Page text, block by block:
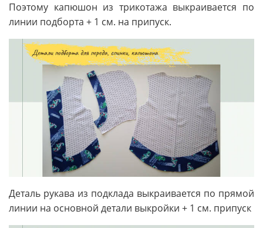
Поэтому капюшон из трикотажа выкраивается по
линии подборта + 1 см. на припуск.
Деталь рукава из подклада выкраивается по прямой
линии на основной детали выкройки + 1 см. припуск